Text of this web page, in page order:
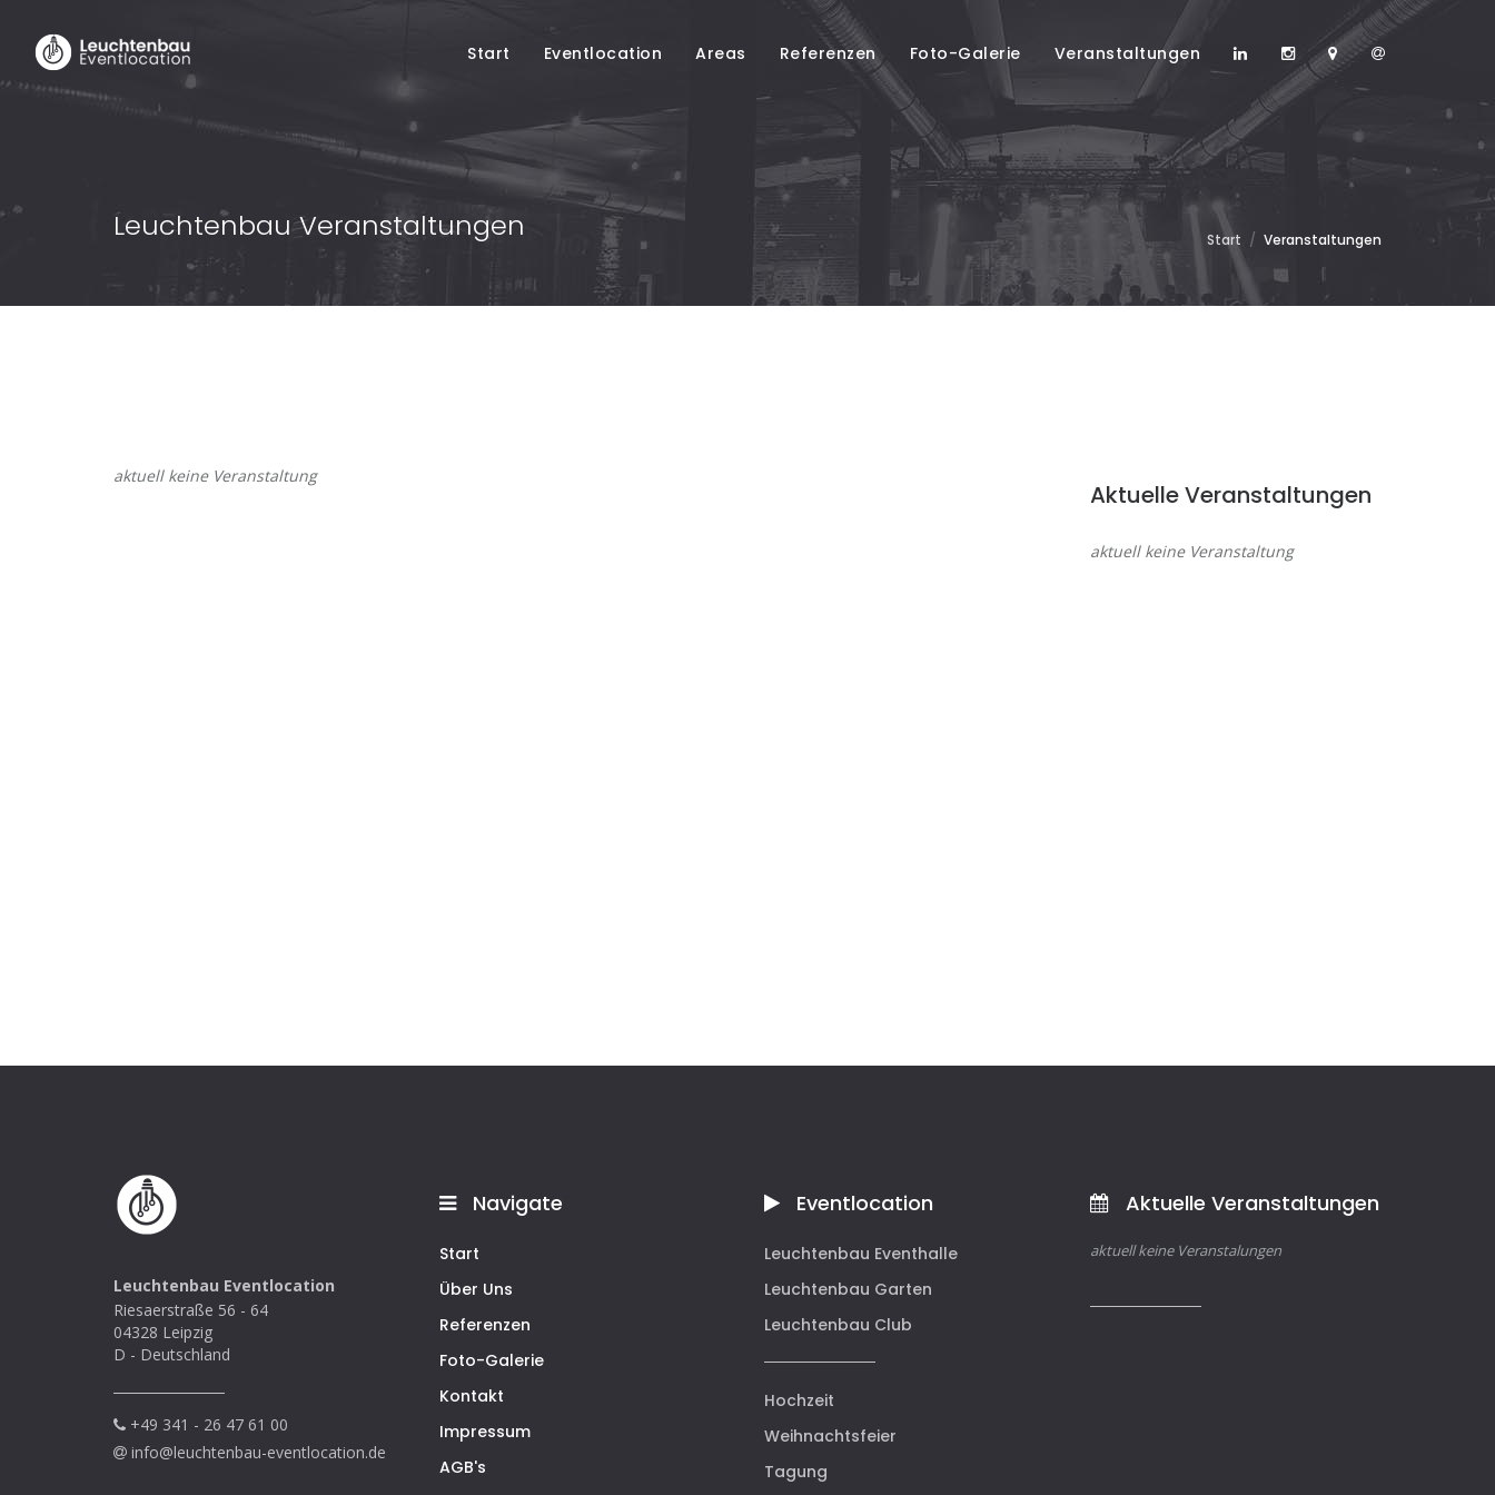
Start Eventlocation Areas Referenzen Foto-Galerie Veranstaltungen
Leuchtenbau Veranstaltungen Start / Veranstaltungen
aktuell keine Veranstaltung
Aktuelle Veranstaltungen
aktuell keine Veranstaltung
Leuchtenbau Eventlocation
Riesaerstraße 56 - 64
04328 Leipzig
D - Deutschland
+49 341 - 26 47 61 00
info@leuchtenbau-eventlocation.de
Navigate
Start
Über Uns
Referenzen
Foto-Galerie
Kontakt
Impressum
AGB's
Eventlocation
Leuchtenbau Eventhalle
Leuchtenbau Garten
Leuchtenbau Club
Hochzeit
Weihnachtsfeier
Tagung
Aktuelle Veranstaltungen
aktuell keine Veranstalungen